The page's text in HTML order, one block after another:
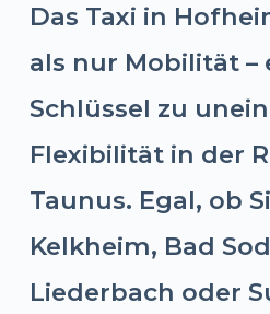
Das Taxi in
als nur Mobilität –
Schlüssel zu
Flexibilität in der
Taunus. Egal, ob
Kelkheim, Bad
Liederbach oder